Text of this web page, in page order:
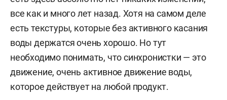
все как и много лет назад. Хотя на самом деле
есть текстуры, которые без активного касания
воды держатся очень хорошо. Но тут
необходимо понимать, что синхронистки — это
движение, очень активное движение воды,
которое действует на любой продукт.